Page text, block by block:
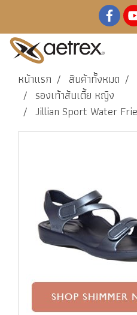
หน้าแรก สินค้าทั้งหมด
รองเท้าส้นเตี้ย หญิง
Jillian Sport Water